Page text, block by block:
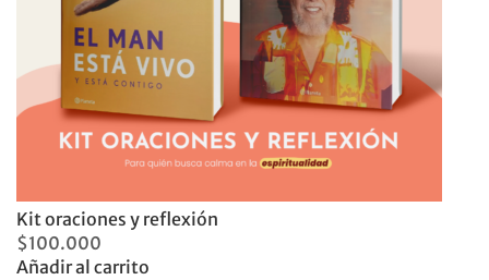
Kit oraciones y reflexión
$100.000
Añadir al carrito